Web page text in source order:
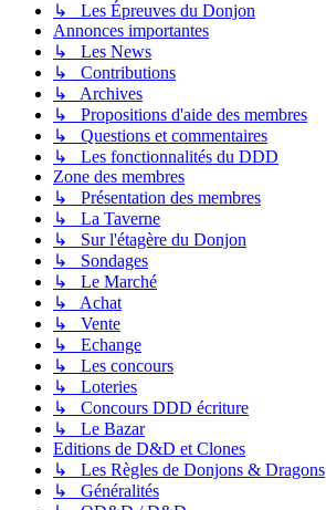
↳ Les Épreuves du Donjon
Annonces importantes
↳ Les News
↳ Contributions
↳ Archives
↳ Propositions d'aide des membres
↳ Questions et commentaires
↳ Les fonctionnalités du DDD
Zone des membres
↳ Présentation des membres
↳ La Taverne
↳ Sur l'étagère du Donjon
↳ Sondages
↳ Le Marché
↳ Achat
↳ Vente
↳ Echange
↳ Les concours
↳ Loteries
↳ Concours DDD écriture
↳ Le Bazar
Editions de D&D et Clones
↳ Les Règles de Donjons & Dragons
↳ Généralités